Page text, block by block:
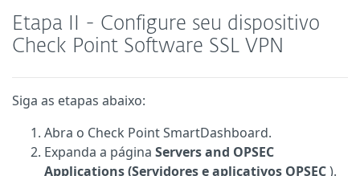
Etapa II - Configure seu dispositivo
Check Point Software SSL VPN
Siga as etapas abaixo:
Abra o Check Point SmartDashboard.
Expanda a página Servers and OPSEC
Applications (Servidores e aplicativos OPSEC).